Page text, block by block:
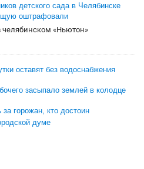
детского сада в Челябинске
оштрафовали
«Ньютон»
оставят без водоснабжения
засыпало землей в колодце
горожан, кто достоин
думе